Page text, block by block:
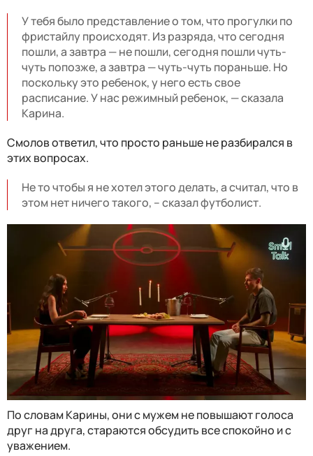
У тебя было представление о том, что прогулки по
фристайлу происходят. Из разряда, что сегодня
пошли, а завтра — не пошли, сегодня пошли чуть-
чуть попозже, а завтра — чуть-чуть пораньше. Но
поскольку это ребенок, у него есть свое
расписание. У нас режимный ребенок, — сказала
Карина.
Смолов ответил, что просто раньше не разбирался в
этих вопросах.
Не то чтобы я не хотел этого делать, а считал, что в
этом нет ничего такого, – сказал футболист.
По словам Карины, они с мужем не повышают голоса
друг на друга, стараются обсудить все спокойно и с
уважением.